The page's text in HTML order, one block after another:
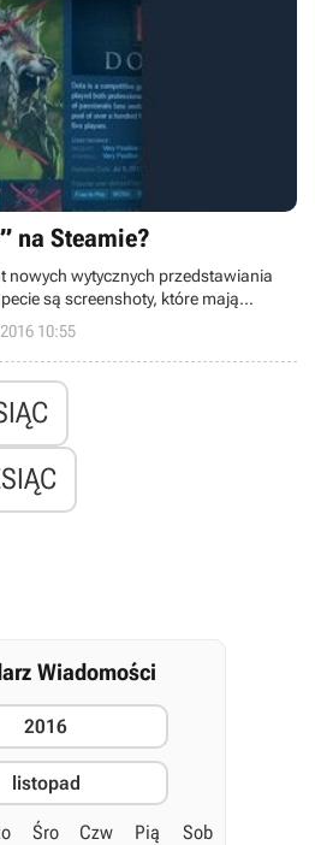
na Steamie?
nowych wytycznych przedstawiania
są screenshoty, które mają
tytuł. Ze stron produktu
które nie ukazują rozgrywki.
10:55
Wiadomości
2016
listopad
Śro Czw Pią Sob